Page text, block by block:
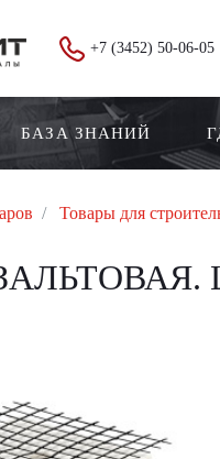
+7 (3452) 50-06-05
БАЗА ЗНАНИЙ
Товары для